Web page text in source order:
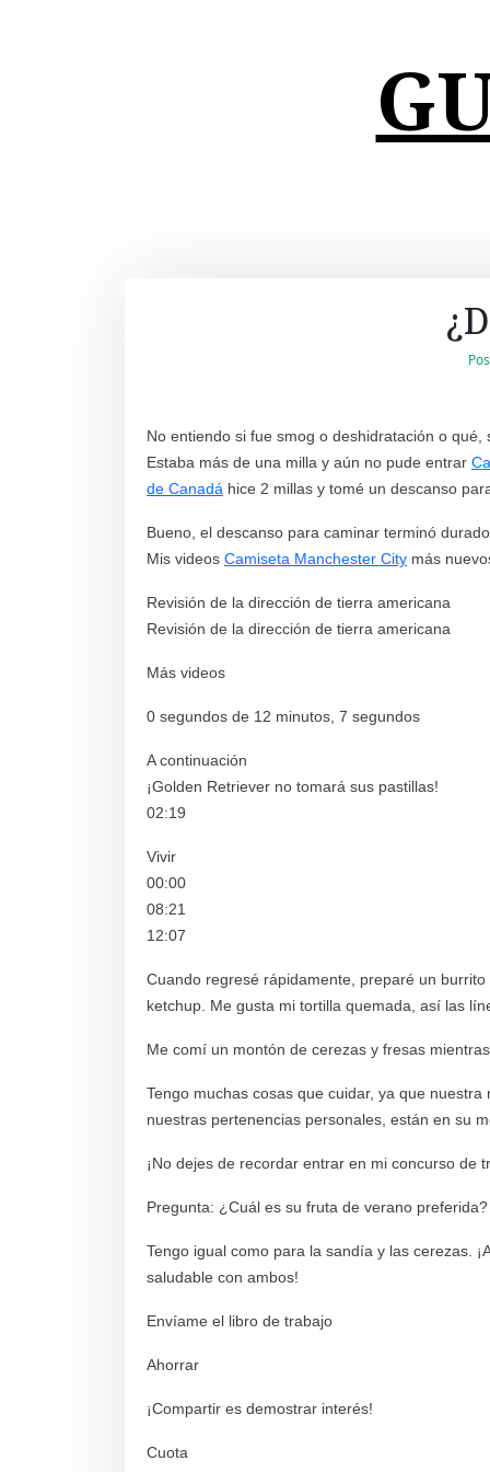
No entiendo si fue smog o deshidratación o
Estaba más de una milla y aún no pude entrar
de Canadá hice 2 millas y tomé un descanso
Bueno, el descanso para caminar terminó
Mis videos Camiseta Manchester City más
Revisión de la dirección de tierra americana
Revisión de la dirección de tierra americana
Más videos
0 segundos de 12 minutos, 7 segundos
A continuación
¡Golden Retriever no tomará sus pastillas!
02:19
Vivir
00:00
08:21
12:07
Cuando regresé rápidamente, preparé un
ketchup. Me gusta mi tortilla quemada, así las
Me comí un montón de cerezas y fresas
Tengo muchas cosas que cuidar, ya que
nuestras pertenencias personales, están en su
¡No dejes de recordar entrar en mi concurso de
Pregunta: ¿Cuál es su fruta de verano preferida?
Tengo igual como para la sandía y las cerezas.
saludable con ambos!
Envíame el libro de trabajo
Ahorrar
¡Compartir es demostrar interés!
Cuota